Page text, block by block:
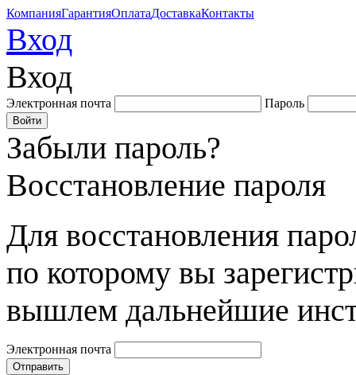
КомпанияГарантияОплатаДоставкаКонтакты
Вход
Вход
Электронная почта Пароль
Забыли пароль?
Восстановление пароля
Для восстановления
по которому вы
вышлем дальнейшие
Электронная почта